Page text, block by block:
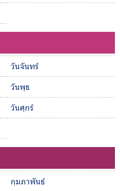
วันจันทร์
วันพุธ
วันศุกร์
กุมภาพันธ์